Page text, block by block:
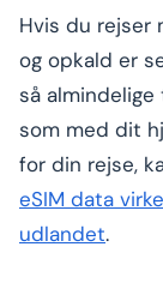
Hvis du rejser
og opkald er
så
som med dit
for din rejse,
eSIM data
udlandet.